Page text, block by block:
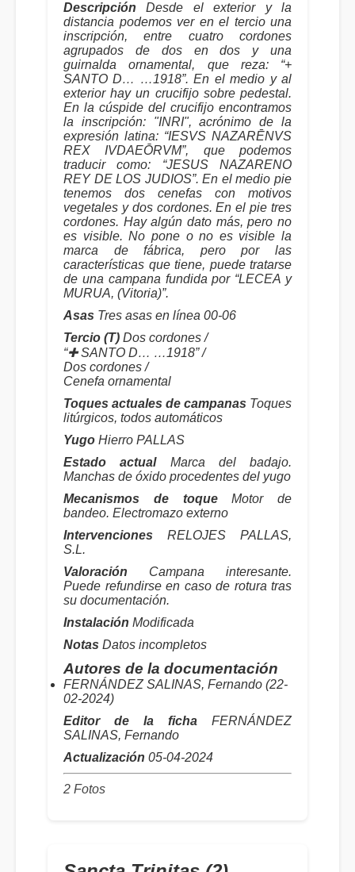
Descripción Desde el exterior y la
distancia podemos ver en el tercio una
inscripción, entre cuatro cordones
agrupados de dos en dos y una
guirnalda ornamental, que reza: “+
SANTO D… …1918”. En el medio y al
exterior hay un crucifijo sobre pedestal.
En la cúspide del crucifijo encontramos
la inscripción: "INRI", acrónimo de la
expresión latina: “IESVS NAZARĒNVS
REX IVDAEŌRVM”, que podemos
traducir como: “JESUS NAZARENO
REY DE LOS JUDIOS”. En el medio pie
tenemos dos cenefas con motivos
vegetales y dos cordones. En el pie tres
cordones. Hay algún dato más, pero no
es visible. No pone o no es visible la
marca de fábrica, pero por las
características que tiene, puede tratarse
de una campana fundida por “LECEA y
MURUA, (Vitoria)”.
Asas Tres asas en línea 00-06
Tercio (T) Dos cordones /
“✚ SANTO D… …1918” /
Dos cordones /
Cenefa ornamental
Toques actuales de campanas Toques
litúrgicos, todos automáticos
Yugo Hierro PALLAS
Estado actualMarca del badajo.
Manchas de óxido procedentes del yugo
Mecanismos de toqueMotor de
bandeo. Electromazo externo
Intervenciones RELOJES PALLAS,
S.L.
Valoración Campana interesante.
Puede refundirse en caso de rotura tras
su documentación.
Instalación Modificada
Notas Datos incompletos
Autores de la documentación
FERNÁNDEZ SALINAS, Fernando (22-
02-2024)
Editor de la ficha FERNÁNDEZ
SALINAS, Fernando
Actualización 05-04-2024
2 Fotos